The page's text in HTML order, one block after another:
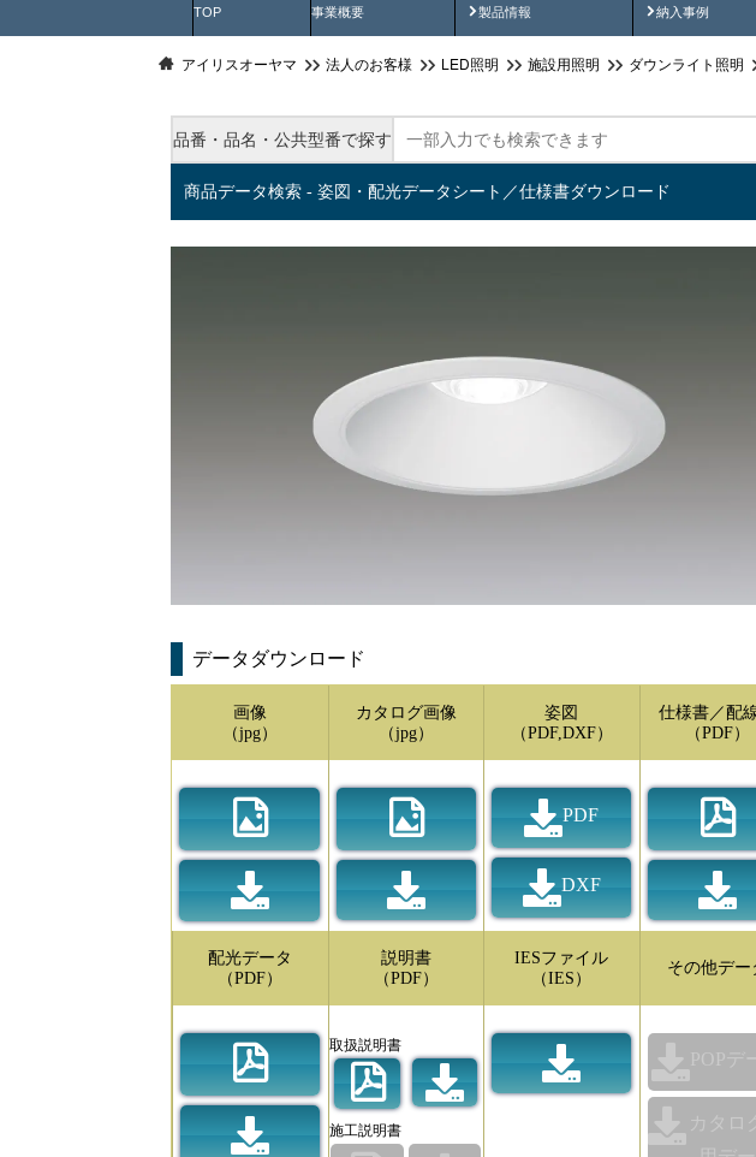
TOP 事業概要 製品情報
製品動画 納入事例
納入事例動画
アイリスオーヤマ 法人のお客様 LED照明 施設用照明 ダウンライト照明
品番・品名・公共型番で探す
商品データ検索 - 姿図・配光データシート／仕様書ダウンロード
データダウンロード
画像
（jpg）
カタログ画像
（jpg）
姿図
（PDF,DXF）
PDF
DXF
仕様書／配
（PDF）
配光データ
（PDF）
説明書
（PDF）
取扱説明書
施工説明書
IESファイル
（IES）
その他デー
POPデ
カタロ